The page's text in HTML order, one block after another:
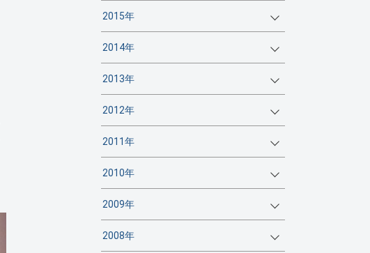
2015年
2014年
2013年
2012年
2011年
2010年
2009年
2008年